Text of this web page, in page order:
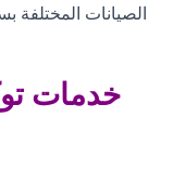
الصيانات
خدمات